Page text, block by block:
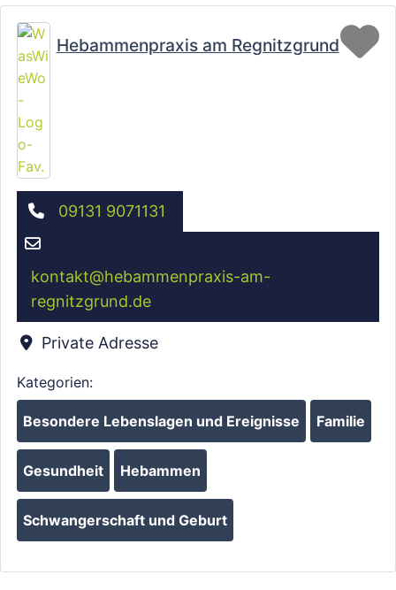
Hebammenpraxis am Regnitzgrund
09131 9071131
kontakt@hebammenpraxis-am-
regnitzgrund.de
Private Adresse
Kategorien:
Besondere Lebenslagen und Ereignisse Familie
Gesundheit Hebammen
Schwangerschaft und Geburt